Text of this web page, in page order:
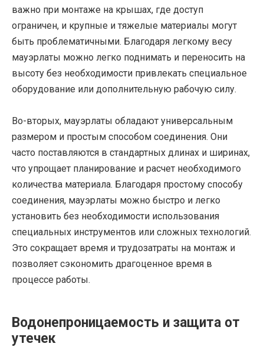
важно при монтаже на крышах, где доступ
ограничен, и крупные и тяжелые материалы могут
быть проблематичными. Благодаря легкому весу
мауэрлаты можно легко поднимать и переносить на
высоту без необходимости привлекать специальное
оборудование или дополнительную рабочую силу.
Во-вторых, мауэрлаты обладают универсальным
размером и простым способом соединения. Они
часто поставляются в стандартных длинах и ширинах,
что упрощает планирование и расчет необходимого
количества материала. Благодаря простому способу
соединения, мауэрлаты можно быстро и легко
установить без необходимости использования
специальных инструментов или сложных технологий.
Это сокращает время и трудозатраты на монтаж и
позволяет сэкономить драгоценное время в
процессе работы.
Водонепроницаемость и защита от
утечек